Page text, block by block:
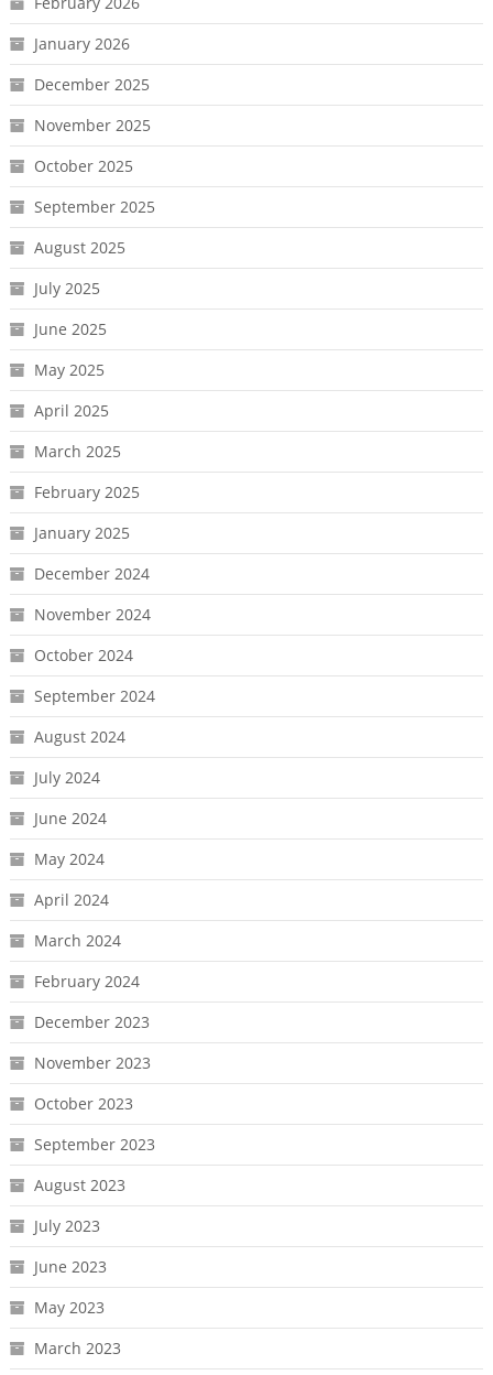
January 2026
December 2025
November 2025
October 2025
September 2025
August 2025
July 2025
June 2025
May 2025
April 2025
March 2025
February 2025
January 2025
December 2024
November 2024
October 2024
September 2024
August 2024
July 2024
June 2024
May 2024
April 2024
March 2024
February 2024
December 2023
November 2023
October 2023
September 2023
August 2023
July 2023
June 2023
May 2023
March 2023